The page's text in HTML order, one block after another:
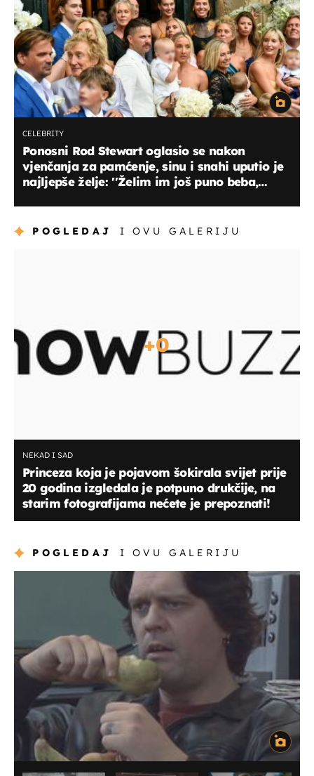
CELEBRITY
Ponosni Rod Stewart oglasio se nakon
vjenčanja za pamćenje, sinu i snahi uputio je
najljepše želje: ''Želim im još puno beba,
POGLEDAJ I OVU GALERIJU
+0
NEKAD I SAD
Princeza koja je pojavom šokirala svijet prije
20 godina izgledala je potpuno drukčije, na
starim fotografijama nećete je prepoznati!
POGLEDAJ I OVU GALERIJU